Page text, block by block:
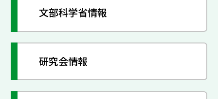
文部科学省情報
研究会情報